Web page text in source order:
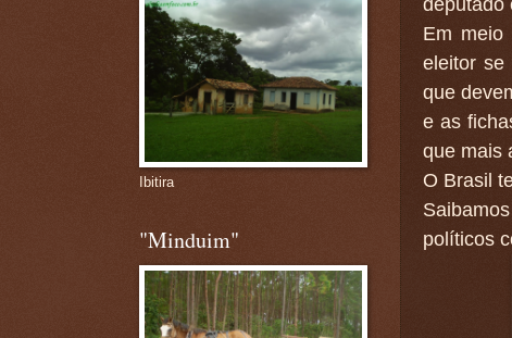
Em
eleitor se
que
e as
que mais
O Brasil
políticos
Ibitira
"Minduim"